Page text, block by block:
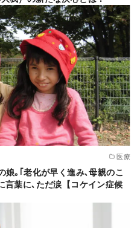
医療
｡｢老化が早く進み､母親のこ
言葉に､ただ涙【コケイン症候